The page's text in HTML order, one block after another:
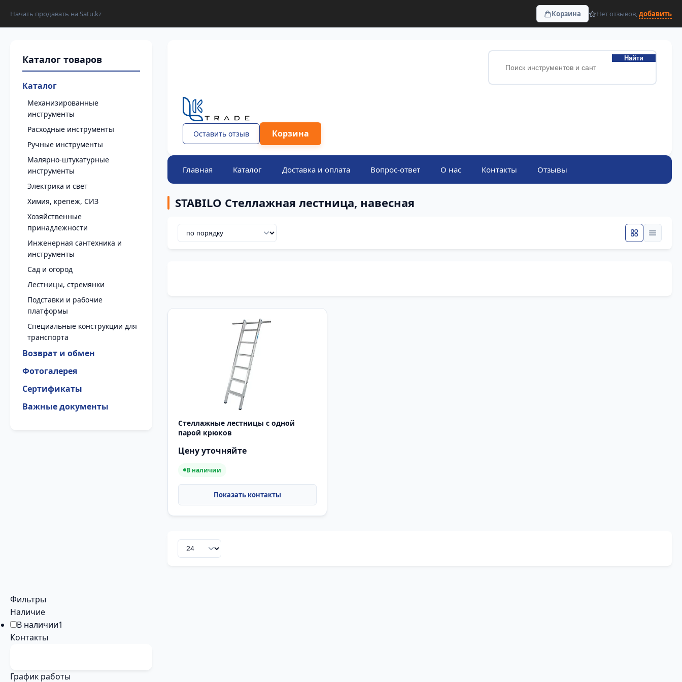
Начать продавать на Satu.kz Корзина Нет отзывов,добавить
Каталог
Механизированные
инструменты
Расходные инструменты
Ручные инструменты
Малярно-штукатурные
инструменты
Электрика и свет
Химия, крепеж, СИЗ
Хозяйственные
принадлежности
Инженерная сантехника и
инструменты
Сад и огород
Лестницы, стремянки
Подставки и рабочие
платформы
Специальные конструкции для
транспорта
Возврат и обмен
Фотогалерея
Сертификаты
Важные документы
Найти
Оставить отзыв Корзина
Главная Каталог Доставка и оплата Вопрос-ответ О нас Контакты Отзывы
STABILO Стеллажная лестница, навесная
Стеллажные лестницы с одной
парой крюков
Цену уточняйте
В наличии
Фильтры
Наличие
В наличии1
Контакты
График работы